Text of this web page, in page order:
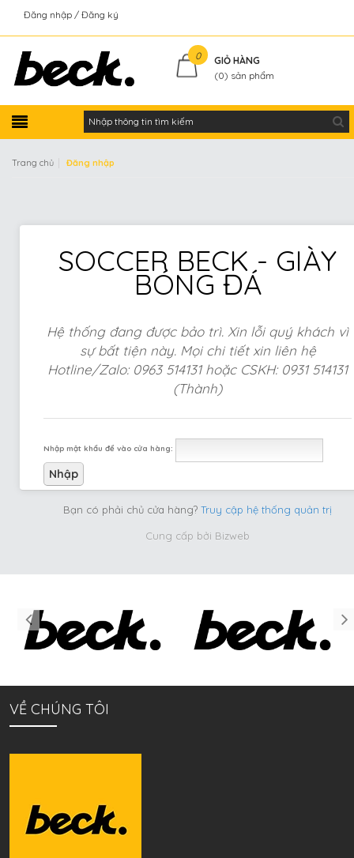
Đăng nhập Đăng ký
0
GIỎ HÀNG
(0) sản phẩm
Trang chủ Đăng nhập
SOCCER BECK - GIÀY
BÓNG ĐÁ
Hệ thống đang được bảo trì. Xin lỗi quý khách vì
sự bất tiện này. Mọi chi tiết xin liên hệ
Hotline/Zalo: 0963 514131 hoặc CSKH: 0931 514131
(Thành)
Nhập mật khẩu để vào cửa hàng:
Bạn có phải chủ cửa hàng? Truy cập hệ thống quản trị
Cung cấp bởi Bizweb
VỀ CHÚNG TÔI